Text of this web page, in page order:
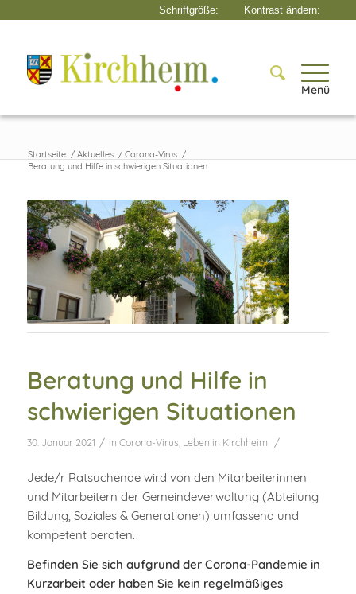
Menü
Startseite / Aktuelles / Corona-Virus /
Beratung und Hilfe in schwierigen Situationen
Beratung und Hilfe in
schwierigen Situationen
30. Januar 2021 / in Corona-Virus Leben in Kirchheim /
Jede/r Ratsuchende wird von den Mitarbeiterinnen
und Mitarbeitern der Gemeindeverwaltung (Abteilung
Bildung, Soziales & Generationen) umfassend und
kompetent beraten.
Befinden Sie sich aufgrund der Corona-Pandemie in
Kurzarbeit oder haben Sie kein regelmäßiges